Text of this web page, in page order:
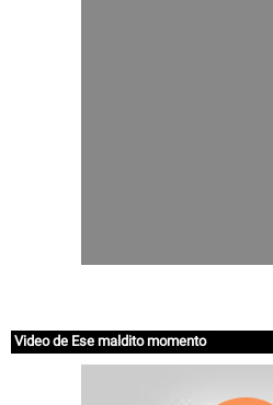
Video de Ese maldito momento